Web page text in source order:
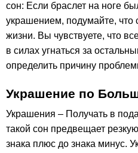
сон: Если браслет на ноге
украшением, подумайте, что
жизни. Вы чувствуете, что
в силах угнаться за
определить причину
Украшение по
Украшения – Получать в
такой сон предвещает
знака плюс до знака минус.